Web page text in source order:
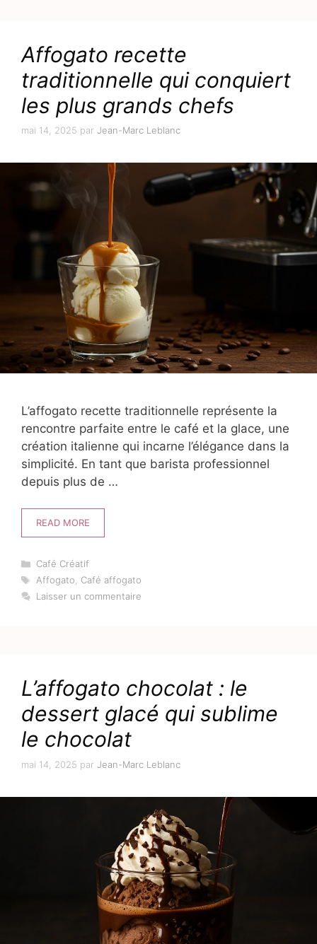
Affogato recette
traditionnelle qui conquiert
les plus grands chefs
mai 14, 2025 par Jean-Marc Leblanc
L’affogato recette traditionnelle représente la
rencontre parfaite entre le café et la glace, une
création italienne qui incarne l’élégance dans la
simplicité. En tant que barista professionnel
depuis plus de …
READ MORE
Catégories
Café Créatif
Étiquettes
Affogato, Café affogato
Laisser un commentaire
L’affogato chocolat : le
dessert glacé qui sublime
le chocolat
mai 14, 2025 par Jean-Marc Leblanc